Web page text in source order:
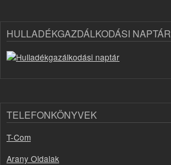
HULLADÉKGAZDÁLKODÁSI NAPTÁR
TELEFONKÖNYVEK
T-Com
Arany Oldalak